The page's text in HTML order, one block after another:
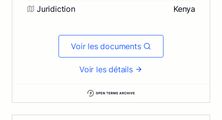
Juridiction
Kenya
Voir les documents
Voir les détails